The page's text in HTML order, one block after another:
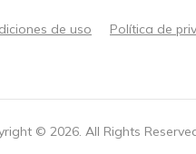
de uso Política de
© 2026. All Rights